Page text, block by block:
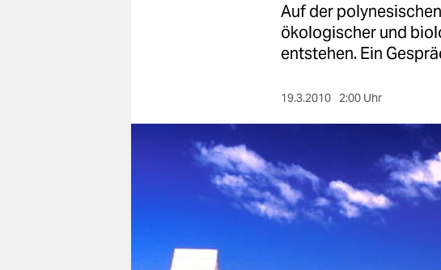
Auf der
ökologischer und
entstehen. Ein
19.3.2010 2:00 Uhr